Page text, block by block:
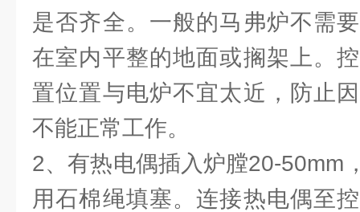
是否齐全。一般的马弗炉不需
在室内平整的地面或搁架上。
置位置与电炉不宜太近，防止
不能正常工作。
2、有热电偶插入炉膛20-50mm
用石棉绳填塞。连接热电偶至